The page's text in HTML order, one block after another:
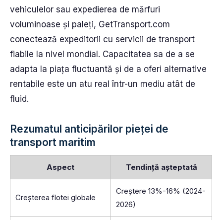
vehiculelor sau expedierea de mărfuri
voluminoase și paleți, GetTransport.com
conectează expeditorii cu servicii de transport
fiabile la nivel mondial. Capacitatea sa de a se
adapta la piața fluctuantă și de a oferi alternative
rentabile este un atu real într-un mediu atât de
fluid.
Rezumatul anticipărilor pieței de
transport maritim
Aspect Tendință așteptată
Creșterea flotei globale
Creștere 13%-16% (2024-
2026)